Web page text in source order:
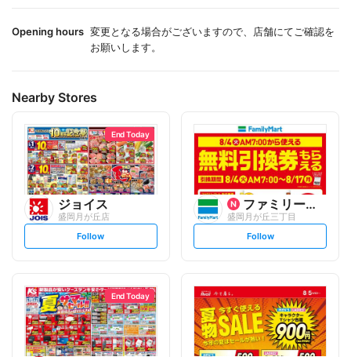
Opening hours 変更となる場合がございますので、店舗にてご確認を
お願いします。
Nearby Stores
End Today
ジョイス
盛岡月が丘店
s
l
o
w
Follow
ファミリーマート
盛岡月が丘三丁目
s
l
o
w
Follow
End Today